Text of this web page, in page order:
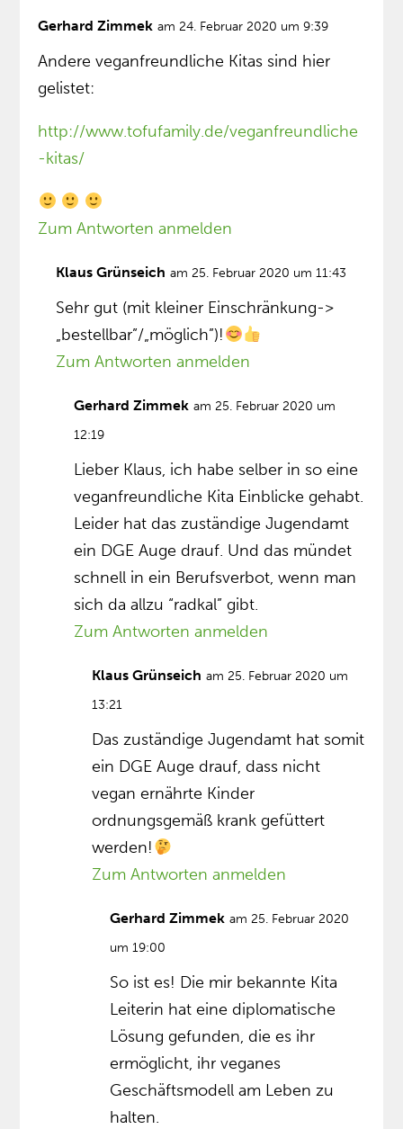
Gerhard Zimmek am 24. Februar 2020 um 9:39
Andere veganfreundliche Kitas sind hier
gelistet:
http://www.tofufamily.de/veganfreundliche
-kitas/
Zum Antworten anmelden
Klaus Grünseich am 25. Februar 2020 um 11:43
Sehr gut (mit kleiner Einschränkung->
„bestellbar”/„möglich”)!
Zum Antworten anmelden
Gerhard Zimmek am 25. Februar 2020 um
12:19
Lieber Klaus, ich habe selber in so eine
veganfreundliche Kita Einblicke gehabt.
Leider hat das zuständige Jugendamt
ein DGE Auge drauf. Und das mündet
schnell in ein Berufsverbot, wenn man
sich da allzu “radkal” gibt.
Zum Antworten anmelden
Klaus Grünseich am 25. Februar 2020 um
13:21
Das zuständige Jugendamt hat somit
ein DGE Auge drauf, dass nicht
vegan ernährte Kinder
ordnungsgemäß krank gefüttert
werden!
Zum Antworten anmelden
Gerhard Zimmek am 25. Februar 2020
um 19:00
So ist es! Die mir bekannte Kita
Leiterin hat eine diplomatische
Lösung gefunden, die es ihr
ermöglicht, ihr veganes
Geschäftsmodell am Leben zu
halten.